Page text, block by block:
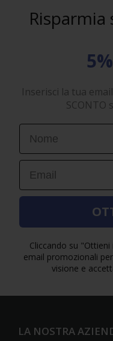
Inserisci la tua
SCONTO
First Name
Email
Cliccando su
email promozionali
visione e
LA NOSTRA